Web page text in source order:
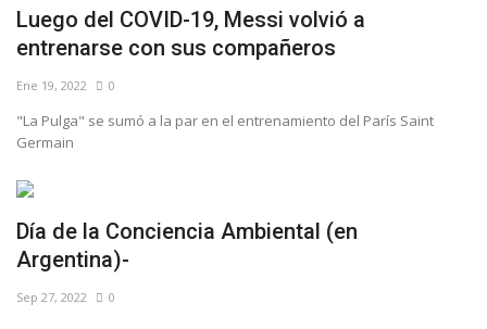
Luego del COVID-19, Messi volvió a
entrenarse con sus compañeros
Ene 19, 2022 0
"La Pulga" se sumó a la par en el entrenamiento del París Saint
Germain
Día de la Conciencia Ambiental (en
Argentina)-
Sep 27, 2022 0